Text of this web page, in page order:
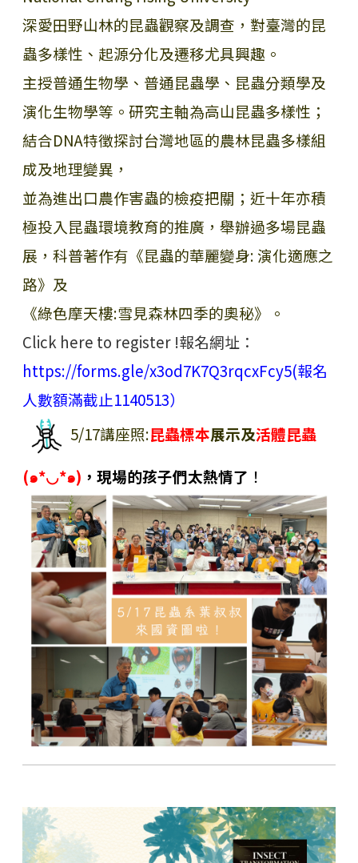
深愛田野山林的昆蟲觀察及調查，對臺灣的昆
蟲多樣性、起源分化及遷移尤具興趣。
主授普通生物學、普通昆蟲學、昆蟲分類學及
演化生物學等。研究主軸為高山昆蟲多樣性；
結合DNA特徵探討台灣地區的農林昆蟲多樣組
成及地理變異，
並為進出口農作害蟲的檢疫把關；近十年亦積
極投入昆蟲環境教育的推廣，舉辦過多場昆蟲
展，科普著作有《昆蟲的華麗變身: 演化適應之
路》及
《綠色摩天樓:雪見森林四季的奧秘》。
Click here to register !報名網址：
https://forms.gle/x3od7K7Q3rqcxFcy5(報名
人數額滿截止1140513）
5/17講座照:昆蟲標本展示及活體昆蟲
(๑*◡*๑) ，現場的孩子們太熱情了 ！